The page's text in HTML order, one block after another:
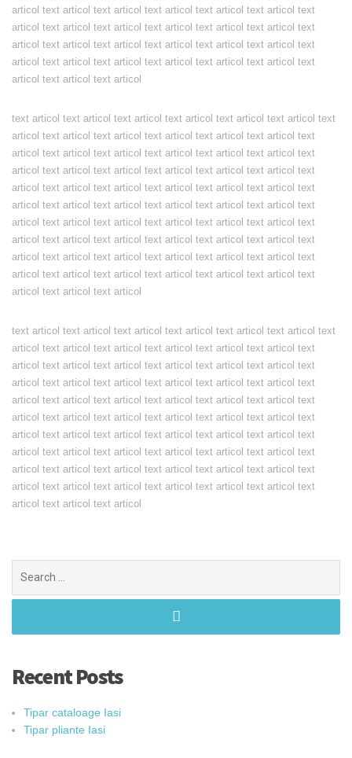
articol text articol text articol text articol text articol text articol text
articol text articol text articol text articol text articol text articol text
articol text articol text articol text articol text articol text articol text
articol text articol text articol text articol text articol text articol text
articol text articol text articol
text articol text articol text articol text articol text articol text articol text
articol text articol text articol text articol text articol text articol text
articol text articol text articol text articol text articol text articol text
articol text articol text articol text articol text articol text articol text
articol text articol text articol text articol text articol text articol text
articol text articol text articol text articol text articol text articol text
articol text articol text articol text articol text articol text articol text
articol text articol text articol text articol text articol text articol text
articol text articol text articol text articol text articol text articol text
articol text articol text articol text articol text articol text articol text
articol text articol text articol
text articol text articol text articol text articol text articol text articol text
articol text articol text articol text articol text articol text articol text
articol text articol text articol text articol text articol text articol text
articol text articol text articol text articol text articol text articol text
articol text articol text articol text articol text articol text articol text
articol text articol text articol text articol text articol text articol text
articol text articol text articol text articol text articol text articol text
articol text articol text articol text articol text articol text articol text
articol text articol text articol text articol text articol text articol text
articol text articol text articol text articol text articol text articol text
articol text articol text articol
for:
Recent Posts
Tipar cataloage Iasi
Tipar pliante Iasi